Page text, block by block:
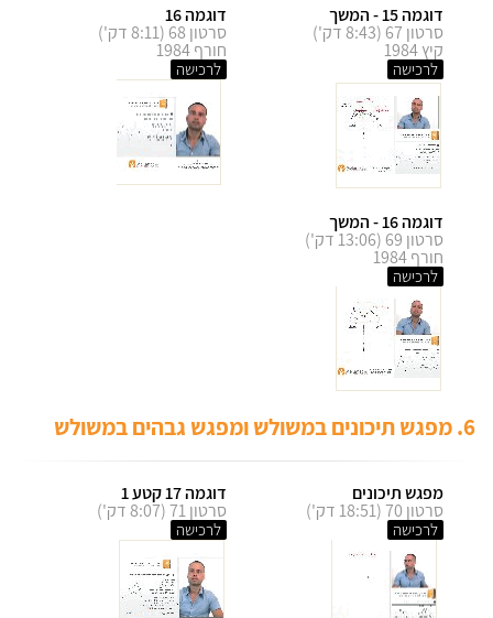
דוגמה 15 - המשך
סרטון 67 (8:43 דק')
קיץ 1984
לרכישה
דוגמה 16
סרטון 68 (8:11 דק')
חורף 1984
לרכישה
דוגמה 16 - המשך
סרטון 69 (13:06 דק')
חורף 1984
לרכישה
6. מפגש תיכונים במשולש ומפגש גבהים במשולש
מפגש תיכונים
סרטון 70 (18:51 דק')
לרכישה
דוגמה 17 קטע 1
סרטון 71 (8:07 דק')
לרכישה